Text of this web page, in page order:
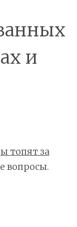
и
топят за
вопросы.